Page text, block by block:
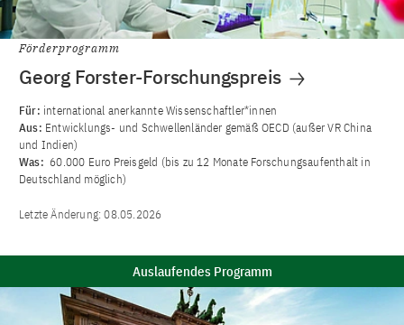
Förderprogramm
Georg Forster-Forschungspreis
Für: international anerkannte Wissenschaftler*innen
Aus: Entwicklungs- und Schwellenländer gemäß OECD (außer VR China
und Indien)
Was: 60.000 Euro Preisgeld (bis zu 12 Monate Forschungsaufenthalt in
Deutschland möglich)
Letzte Änderung:08.05.2026
Auslaufendes Programm